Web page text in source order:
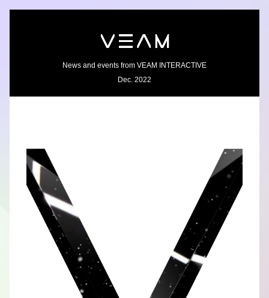
News and events from VEAM INTERACTIVE
Dec. 2022